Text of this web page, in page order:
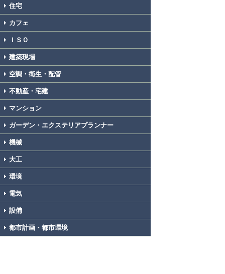
住宅
カフェ
ＩＳＯ
建築現場
空調・衛生・配管
不動産・宅建
マンション
ガーデン・エクステリアプランナー
機械
大工
環境
電気
設備
都市計画・都市環境